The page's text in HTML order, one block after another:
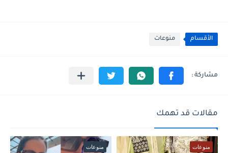
الأقسام منوعات
مقالات قد تهمك
منوعات منوعات